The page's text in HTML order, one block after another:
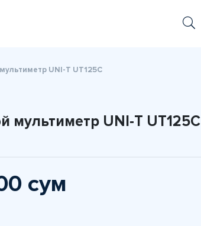
UNI-T UT125C
мультиметр UNI-T UT125C
сум